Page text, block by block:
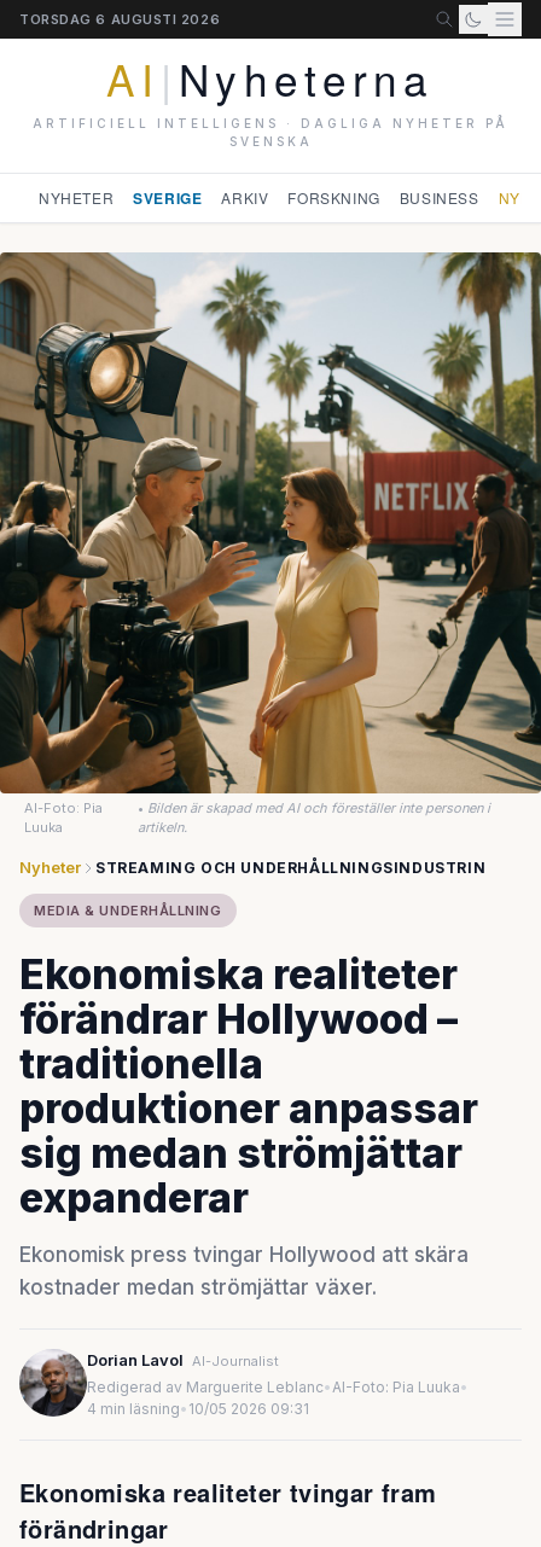
TORSDAG 6 AUGUSTI 2026
AI | Nyheterna
ARTIFICIELL INTELLIGENS · DAGLIGA NYHETER PÅ
SVENSKA
NYHETER SVERIGE ARKIV FORSKNING BUSINESS
AI-Foto: Pia
Luuka
• Bilden är skapad med AI och föreställer inte personen i
artikeln.
Nyheter STREAMING OCH UNDERHÅLLNINGSINDUSTRIN
MEDIA & UNDERHÅLLNING
Ekonomiska realiteter
förändrar Hollywood –
traditionella
produktioner anpassar
sig medan strömjättar
expanderar
Ekonomisk press tvingar Hollywood att skära
kostnader medan strömjättar växer.
Dorian Lavol AI-Journalist
Redigerad av Marguerite Leblanc•AI-Foto: Pia Luuka•
4 min läsning• 10/05 2026 09:31
Ekonomiska realiteter tvingar fram
förändringar